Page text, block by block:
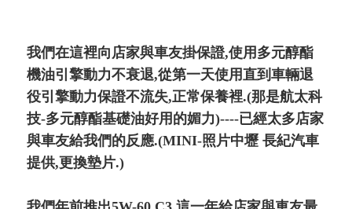
我們在這裡向店家與車友掛保證,使用多元醇酯
機油引擎動力不衰退,從第一天使用直到車輛退
役引擎動力保證不流失,正常保養裡.(那是航太科
技-多元醇酯基礎油好用的媚力)----已經太多店家
與車友給我們的反應.(MINI-照片中壢 長紀汽車
提供,更換墊片.)